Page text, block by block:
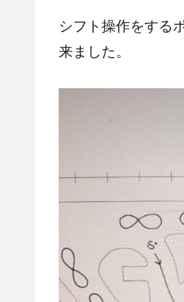
シフト操作をする
来ました。